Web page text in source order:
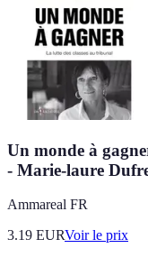
Un monde à
- Marie-laure
Ammareal FR
3.19 EURVoir le prix